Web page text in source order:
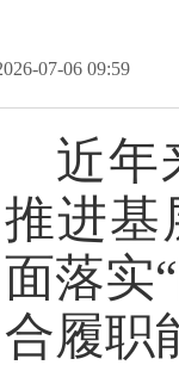
07-06 09:59
近年
推进基
面落实
合履职